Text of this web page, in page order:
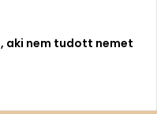
aki nem tudott nemet